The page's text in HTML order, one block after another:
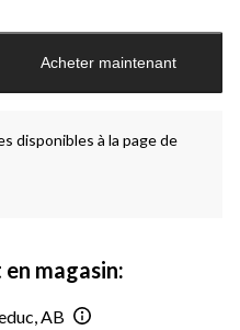
Acheter maintenant
disponibles à la page de
magasin:
AB